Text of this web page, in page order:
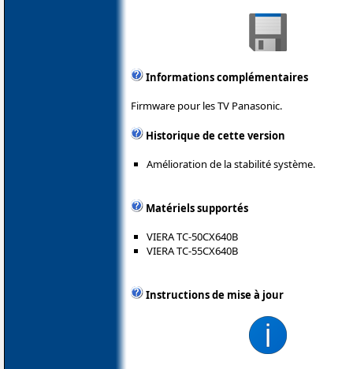
Informations complémentaires
Firmware pour les TV Panasonic.
Historique de cette version
Amélioration de la stabilité système.
Matériels supportés
VIERA TC-50CX640B
VIERA TC-55CX640B
Instructions de mise à jour